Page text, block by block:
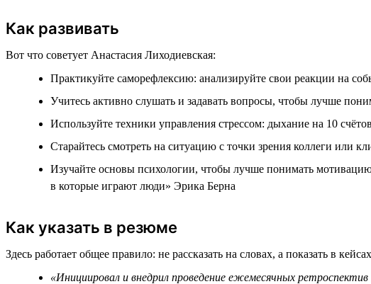
Как развивать
Вот что советует Анастасия Лиходиевская:
Практикуйте саморефлексию: анализируйте свои реакции на
Учитесь активно слушать и задавать вопросы, чтобы лучше
Используйте техники управления стрессом: дыхание на 10
Старайтесь смотреть на ситуацию с точки зрения коллеги или
Изучайте основы психологии, чтобы лучше понимать
в которые играют люди» Эрика Берна
Как указать в резюме
Здесь работает общее правило: не рассказать на словах, а показать в
«Инициировал и внедрил проведение ежемесячных